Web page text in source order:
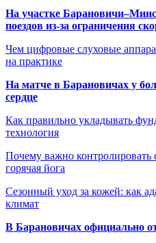
На участке
поездов из-за ограничения
Чем цифровые слуховые
на практике
На матче в Барановичах у
сердце
Как правильно укладывать
технология
Почему важно контролировать
горячая йога
Сезонный уход за кожей: как
климат
В Барановичах официально